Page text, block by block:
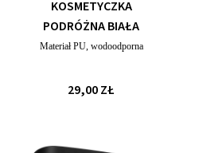
KOSMETYCZKA
PODRÓŻNA BIAŁA
Materiał PU, wodoodporna
29,00 ZŁ